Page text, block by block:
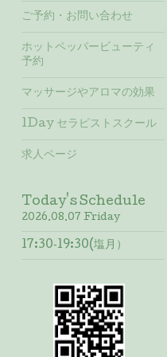
ご予約・お問い合わせ
ホットペッパービューティ
予約
マッサージやアロマの効果
1Day セラピストスクール
求人ページ
Today's Schedule
2026.08.07 Friday
17:30‐19:30(塩月）